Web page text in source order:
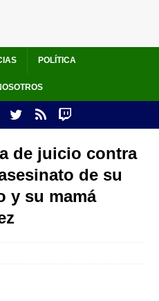
POLÍTICA
de juicio contra
de su
y su mamá